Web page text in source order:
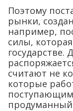
Поэтому
рынки,
например,
силы,
государстве.
считают не
которые
продуманный